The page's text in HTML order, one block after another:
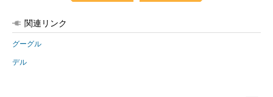
関連リンク
グーグル
デル